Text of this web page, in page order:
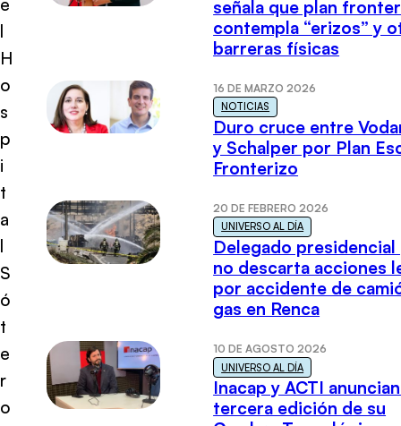
e
l
H
o
s
p
i
t
a
l
S
ó
t
e
r
o
señala que plan
contempla “erizos” y
barreras físicas
16 DE MARZO 2026
NOTICIAS
Duro cruce entre
y Schalper por Plan
Fronterizo
20 DE FEBRERO 2026
UNIVERSO AL DÍA
Delegado presidencial
no descarta acciones
por accidente de
gas en Renca
10 DE AGOSTO 2026
UNIVERSO AL DÍA
Inacap y ACTI
tercera edición de su